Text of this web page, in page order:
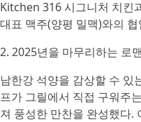
Kitchen 316 시그니처 치킨
대표 맥주(양평 밀맥)와의
2. 2025년을 마무리하는 로
남한강 석양을 감상할 수 있
프가 그릴에서 직접 구워주
져 풍성한 만찬을 완성했다.